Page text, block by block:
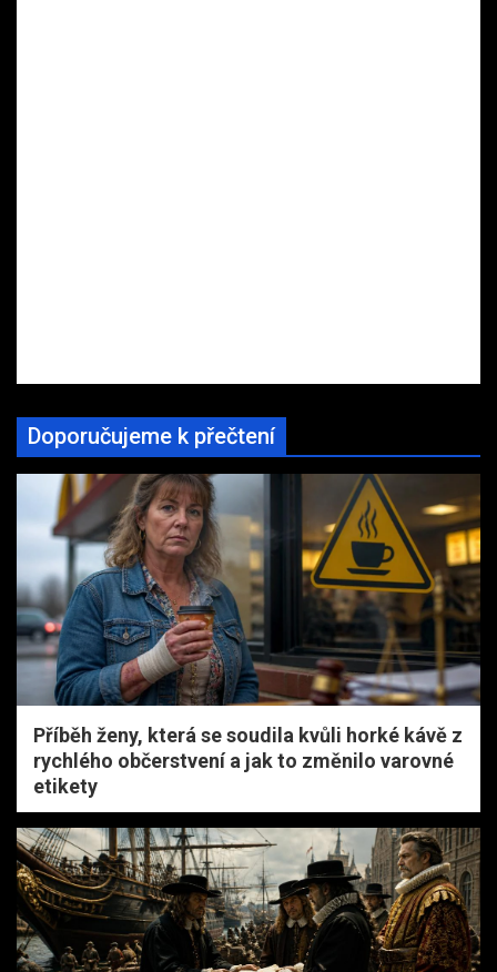
Doporučujeme k přečtení
Příběh ženy, která se soudila kvůli horké kávě z
rychlého občerstvení a jak to změnilo varovné
etikety